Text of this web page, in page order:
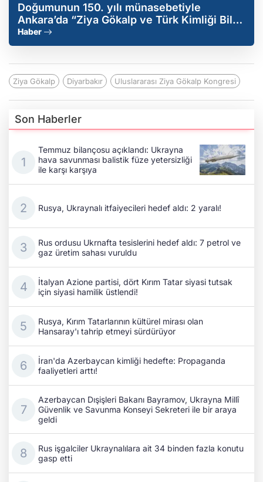
Doğumunun 150. yılı münasebetiyle
Ankara’da “Ziya Gökalp ve Türk Kimliği Bilgi
Şöleni” düzenlenecek
Haber
Ziya Gökalp Diyarbakır Uluslararası Ziya Gökalp Kongresi
Son Haberler
Temmuz bilançosu açıklandı: Ukrayna
hava savunması balistik füze yetersizliği
ile karşı karşıya
Rusya, Ukraynalı itfaiyecileri hedef aldı: 2 yaralı!
Rus ordusu Ukrnafta tesislerini hedef aldı: 7 petrol ve
gaz üretim sahası vuruldu
İtalyan Azione partisi, dört Kırım Tatar siyasi tutsak
için siyasi hamilik üstlendi!
Rusya, Kırım Tatarlarının kültürel mirası olan
Hansaray'ı tahrip etmeyi sürdürüyor
İran'da Azerbaycan kimliği hedefte: Propaganda
faaliyetleri arttı!
Azerbaycan Dışişleri Bakanı Bayramov, Ukrayna Millî
Güvenlik ve Savunma Konseyi Sekreteri ile bir araya
geldi
Rus işgalciler Ukraynalılara ait 34 binden fazla konutu
gasp etti